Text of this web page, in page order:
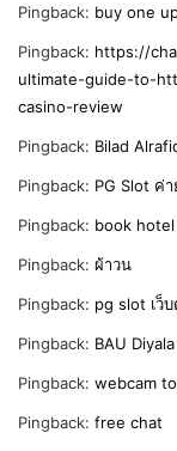
Pingback: buy one
Pingback: https://
ultimate-guide-to-
casino-review
Pingback: Bilad
Pingback: PG Slot ค่
Pingback: book hotel
Pingback: ผ้าวน
Pingback: pg slot เว็บ
Pingback: BAU Diyala
Pingback: webcam
Pingback: free chat